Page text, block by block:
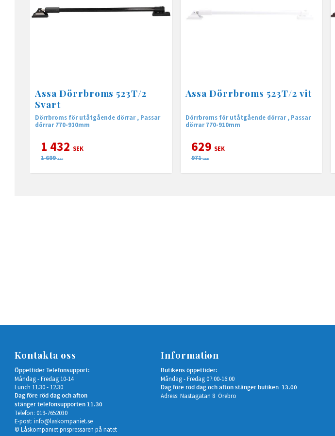
Assa Dörrbroms 523T/2
Svart
Dörrbroms för utåtgående dörrar , Passar
dörrar 770-910mm
1 432 SEK
1 699 SEK
Assa Dörrbroms 523T/2 vit
Dörrbroms för utåtgående dörrar , Passar
dörrar 770-910mm
629 SEK
971 SEK
Kontakta oss
Öppettider Telefonsupport:
Måndag - Fredag 10-14
Lunch 11.30 - 12.30
Dag före röd dag och afton
stänger telefonsupporten 11.30
Telefon: 019-7652030
E-post: info@laskompaniet.se
© Låskompaniet prispressaren på nätet
Information
Butikens öppettider:
Måndag - Fredag 07:00-16:00
Dag före röd dag och afton stänger butiken 13.00
Adress: Nastagatan 8 Örebro